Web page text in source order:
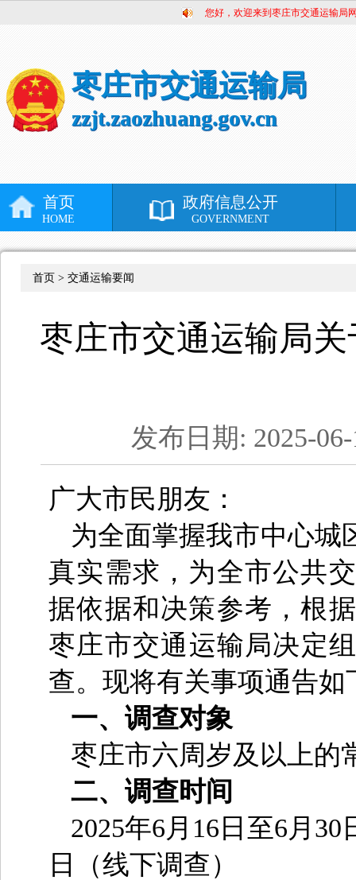
您好，欢迎来到枣庄市交通运输局
枣庄市交通运输局
zzjt.zaozhuang.gov.cn
首页
HOME
政府信息公开
GOVERNMENT
首页 > 交通运输要闻
枣庄市交通运输局
发布日期: 2025-
广大市民朋友：
为全面掌握我市中心城
真实需求，为全市公共
据依据和决策参考，根
枣庄市交通运输局决定
查。现将有关事项通告如
一、调查对象
枣庄市六周岁及以上的
二、调查时间
2025年6月16日至6月
日（线下调查）